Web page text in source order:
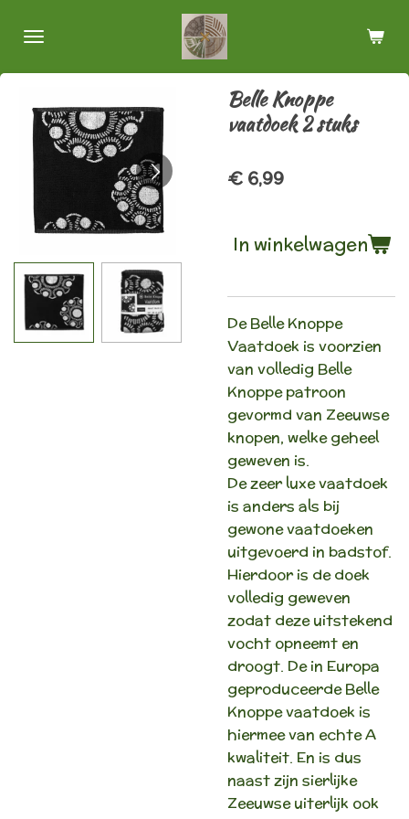
direct
hoofdinhoud
Belle Knoppe
vaatdoek 2 stuks
€ 6,99
In winkelwagen
De Belle Knoppe
Vaatdoek is voorzien
van volledig Belle
Knoppe patroon
gevormd van Zeeuwse
knopen, welke geheel
geweven is.
De zeer luxe vaatdoek
is anders als bij
gewone vaatdoeken
uitgevoerd in badstof.
Hierdoor is de doek
volledig geweven
zodat deze uitstekend
vocht opneemt en
droogt. De in Europa
geproduceerde Belle
Knoppe vaatdoek is
hiermee van echte A
kwaliteit. En is dus
naast zijn sierlijke
Zeeuwse uiterlijk ook